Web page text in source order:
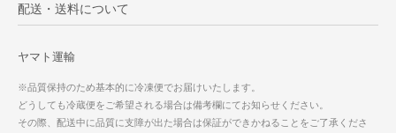
配送・送料について
ヤマト運輸
※品質保持のため基本的に冷凍便でお届けいたします。
どうしても冷蔵便をご希望される場合は備考欄にてお知らせください。
その際、配送中に品質に支障が出た場合は保証ができかねることをご了承くださ